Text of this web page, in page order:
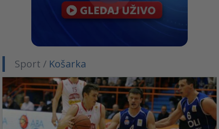
Sport / Košarka